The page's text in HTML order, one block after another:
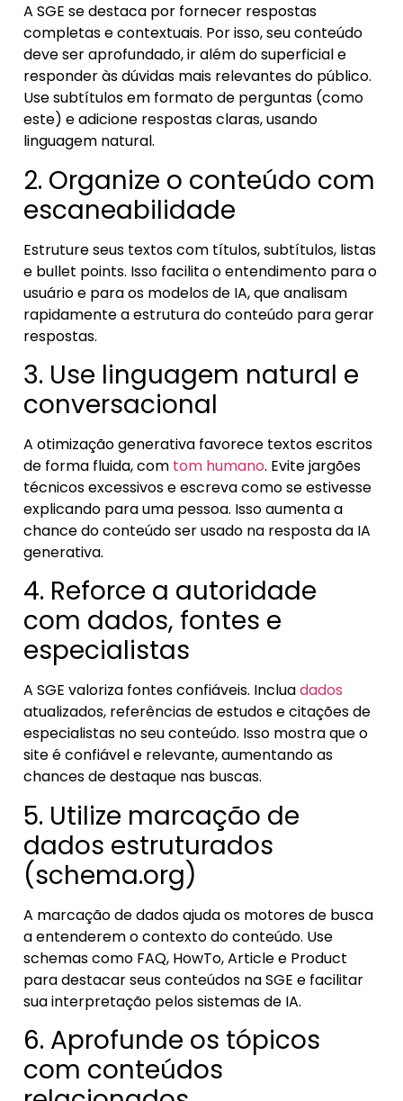
A SGE se destaca por fornecer respostas
completas e contextuais. Por isso, seu conteúdo
deve ser aprofundado, ir além do superficial e
responder às dúvidas mais relevantes do público.
Use subtítulos em formato de perguntas (como
este) e adicione respostas claras, usando
linguagem natural.
2. Organize o conteúdo com
escaneabilidade
Estruture seus textos com títulos, subtítulos, listas
e bullet points. Isso facilita o entendimento para o
usuário e para os modelos de IA, que analisam
rapidamente a estrutura do conteúdo para gerar
respostas.
3. Use linguagem natural e
conversacional
A otimização generativa favorece textos escritos
de forma fluida, com tom humano. Evite jargões
técnicos excessivos e escreva como se estivesse
explicando para uma pessoa. Isso aumenta a
chance do conteúdo ser usado na resposta da IA
generativa.
4. Reforce a autoridade
com dados, fontes e
especialistas
A SGE valoriza fontes confiáveis. Incluadados
atualizados, referências de estudos e citações de
especialistas no seu conteúdo. Isso mostra que o
site é confiável e relevante, aumentando as
chances de destaque nas buscas.
5. Utilize marcação de
dados estruturados
(schema.org)
A marcação de dados ajuda os motores de busca
a entenderem o contexto do conteúdo. Use
schemas como FAQ, HowTo, Article e Product
para destacar seus conteúdos na SGE e facilitar
sua interpretação pelos sistemas de IA.
6. Aprofunde os tópicos
com conteúdos